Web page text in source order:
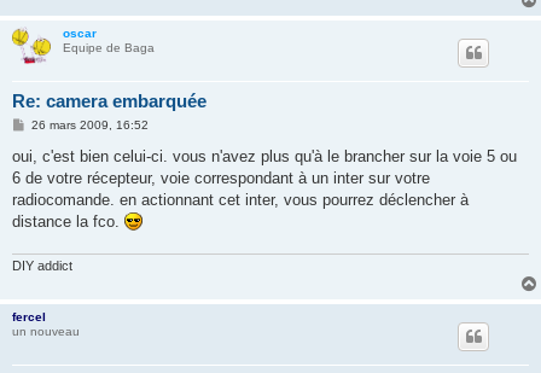
oscar
Equipe de Baga
Re: camera embarquée
M
s
a
g
26 mars 2009, 16:52
oui, c'est bien celui-ci. vous n'avez plus qu'à le brancher sur la voie 5 ou
6 de votre récepteur, voie correspondant à un inter sur votre
radiocomande. en actionnant cet inter, vous pourrez déclencher à
distance la fco.
DIY addict
fercel
un nouveau